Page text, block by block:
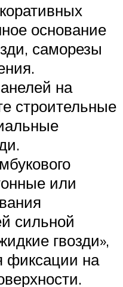
основание
саморезы
на
строительные
или
сильной
гвозди»,
фиксации на